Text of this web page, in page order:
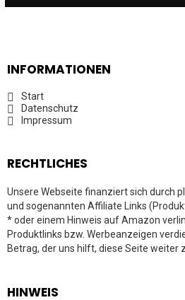
INFORMATIONEN
Start
Datenschutz
Impressum
RECHTLICHES
Unsere Webseite finanziert sich durch
und sogenannten Affiliate Links
* oder einem Hinweis auf Amazon
Produktlinks bzw. Werbeanzeigen
Betrag, der uns hilft, diese Seite weiter
HINWEIS